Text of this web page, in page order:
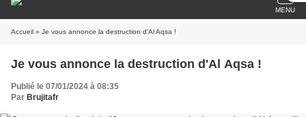
MENU
Accueil » Je vous annonce la destruction d'Al Aqsa !
Je vous annonce la destruction d'Al Aqsa !
Publié le 07/01/2024 à 08:35
Par Brujitafr